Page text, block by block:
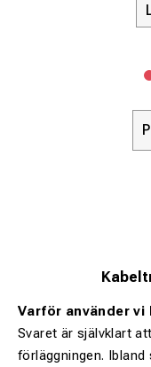
Varför använder vi
Svaret är självklart
förläggningen.